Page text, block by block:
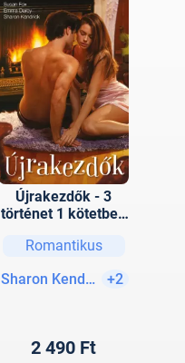
Újrakezdők - 3
történet 1 kötetben
idegen, Új év, új
várlak
Romantikus
Sharon Kendrick+2
2 490 Ft